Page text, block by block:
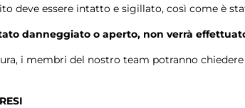
deve essere intatto e sigillato, così come è
danneggiato o aperto, non verrà
i membri del nostro team potranno